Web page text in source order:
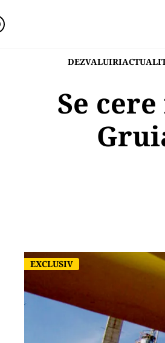
DEZVALUIRI
Se
EXCLUSIV